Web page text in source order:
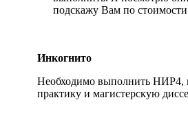
подскажу Вам по
Инкогнито
Необходимо выполнить НИР4,
практику и магистерскую